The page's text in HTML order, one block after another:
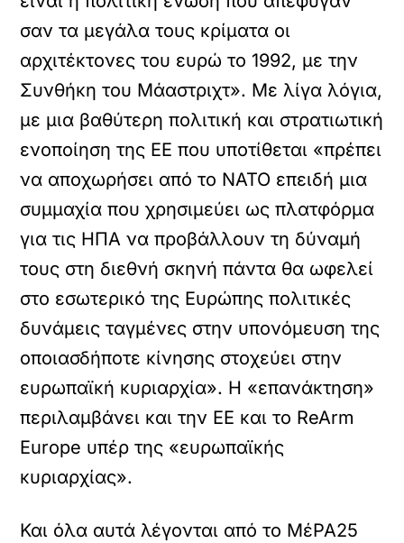
σαν τα μεγάλα τους κρίματα οι
αρχιτέκτονες του ευρώ το 1992, με την
Συνθήκη του Μάαστριχτ». Με λίγα λόγια,
με μια βαθύτερη πολιτική και στρατιωτική
ενοποίηση της ΕΕ που υποτίθεται «πρέπει
να αποχωρήσει από το ΝΑΤΟ επειδή μια
συμμαχία που χρησιμεύει ως πλατφόρμα
για τις ΗΠΑ να προβάλλουν τη δύναμή
τους στη διεθνή σκηνή πάντα θα ωφελεί
στο εσωτερικό της Ευρώπης πολιτικές
δυνάμεις ταγμένες στην υπονόμευση της
οποιασδήποτε κίνησης στοχεύει στην
ευρωπαϊκή κυριαρχία». Η «επανάκτηση»
περιλαμβάνει και την ΕΕ και το ReArm
Europe υπέρ της «ευρωπαϊκής
κυριαρχίας».
Και όλα αυτά λέγονται από το ΜέΡΑ25